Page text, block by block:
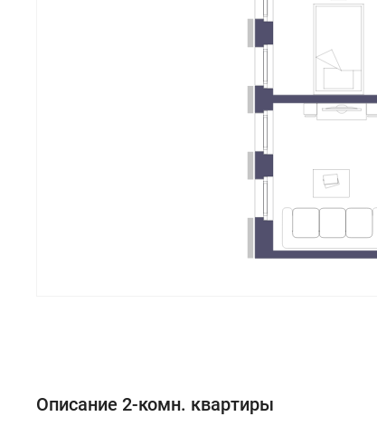
Описание 2-комн. квартиры